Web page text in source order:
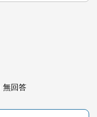
無回答